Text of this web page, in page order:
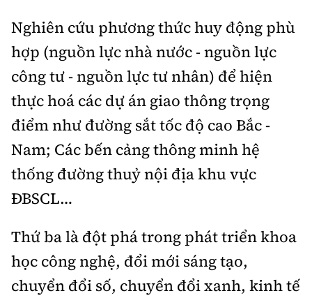
Nghiên cứu phương thức huy động phù
hợp (nguồn lực nhà nước - nguồn lực
công tư - nguồn lực tư nhân) để hiện
thực hoá các dự án giao thông trọng
điểm như đường sắt tốc độ cao Bắc -
Nam; Các bến cảng thông minh hệ
thống đường thuỷ nội địa khu vực
ĐBSCL…
Thứ ba là đột phá trong phát triển khoa
học công nghệ, đổi mới sáng tạo,
chuyển đổi số, chuyển đổi xanh, kinh tế